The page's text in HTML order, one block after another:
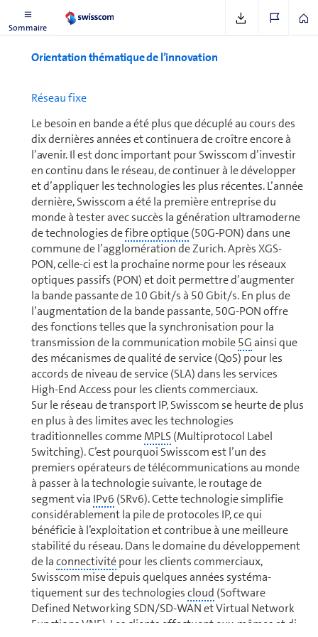
Sommaire
Orientation thématique de l’innovation
Réseau fixe
Le besoin en bande a été plus que décuplé au cours des
dix dernières années et conti­nuera de croître encore à
l’avenir. Il est donc important pour Swisscom d’investir
en continu dans le réseau, de conti­nuer à le développer
et d’appliquer les tech­no­lo­gies les plus récentes. L’année
dernière, Swisscom a été la première en­tre­prise du
monde à tester avec succès la génération ultramoderne
de tech­no­lo­gies defibre optique(50G-PON) dans une
commune de l’agglomération de Zurich. Après XGS-
PON, celle-ci est la prochaine norme pour les réseaux
optiques passifs (PON) et doit permettre d’aug­men­ter
la bande passante de 10 Gbit/s à 50 Gbit/s. En plus de
l’aug­mentation de la bande passante, 50G-PON offre
des fonctions telles que la synchronisation pour la
trans­mission de la communication mobile5Gainsi que
des mécanismes de qualité de service (QoS) pour les
accords de niveau de service (SLA) dans les ser­vices
High-End Access pour les clients com­mer­ciaux.
Sur le réseau de transport IP, Swisscom se heurte de plus
en plus à des limites avec les tech­no­lo­gies
traditionnelles commeMPLS(Multiprotocol Label
Switching). C’est pourquoi Swisscom est l’un des
premiers opé­ra­teurs de té­lé­com­mu­ni­ca­tions au monde
à passer à la technologie suivante, le routage de
segment via IPv6 (SRv6). Cette technologie simplifie
con­si­dé­ra­ble­ment la pile de protocoles IP, ce qui
bénéficie à l’ex­ploi­ta­tion et contribue à une meilleure
stabilité du réseau. Dans le domaine du dé­ve­lop­pe­ment
de laconnectivitépour les clients com­mer­ciaux,
Swisscom mise depuis quelques années sys­té­ma­
tiquement sur des tech­no­lo­giescloud (Software
Defined Networking SDN/SD-WAN et Virtual Network
Functions VNF). Les clients effectuent eux-mêmes et di­